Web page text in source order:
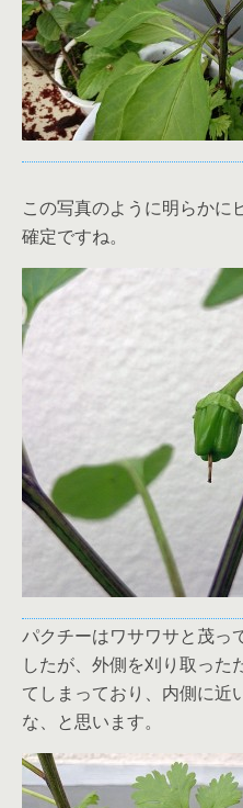
この写真のように明らかに
確定ですね。
パクチーはワサワサと茂っ
したが、外側を刈り取った
てしまっており、内側に近
な、と思います。